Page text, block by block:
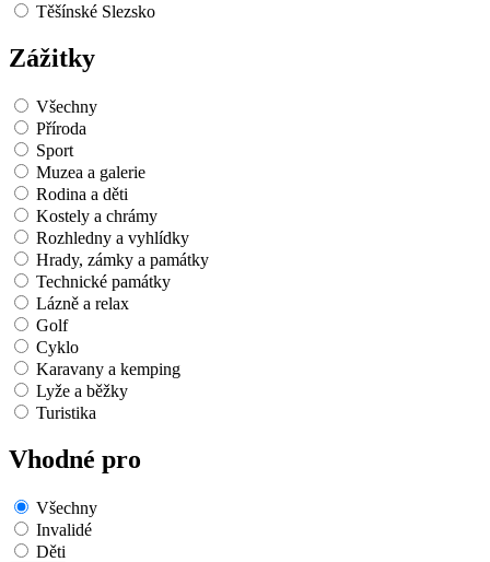
Těšínské Slezsko
Zážitky
Všechny
Příroda
Sport
Muzea a galerie
Rodina a děti
Kostely a chrámy
Rozhledny a vyhlídky
Hrady, zámky a památky
Technické památky
Lázně a relax
Golf
Cyklo
Karavany a kemping
Lyže a běžky
Turistika
Vhodné pro
Všechny
Invalidé
Děti